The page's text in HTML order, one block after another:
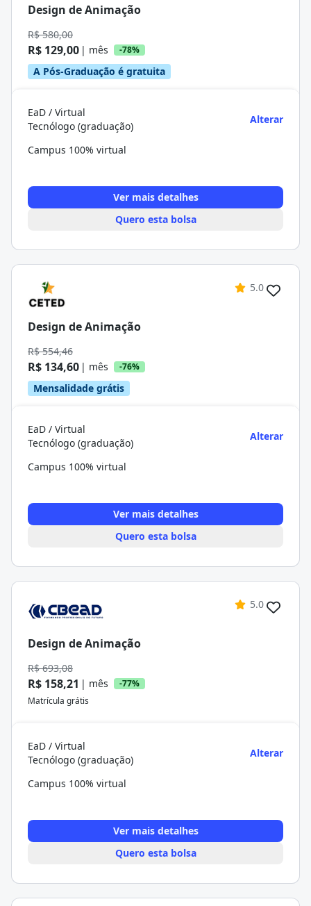
Design de Animação
R$ 580,00
R$ 129,00 | mês -78%
A Pós-Graduação é gratuita
EaD / Virtual
Tecnólogo (graduação)
Alterar
Campus 100% virtual
Ver mais detalhes
Quero esta bolsa
5.0
Design de Animação
R$ 554,46
R$ 134,60 | mês -76%
Mensalidade grátis
EaD / Virtual
Tecnólogo (graduação)
Alterar
Campus 100% virtual
Ver mais detalhes
Quero esta bolsa
5.0
Design de Animação
R$ 693,08
R$ 158,21 | mês
-77%
Matrícula grátis
EaD / Virtual
Tecnólogo (graduação)
Alterar
Campus 100% virtual
Ver mais detalhes
Quero esta bolsa